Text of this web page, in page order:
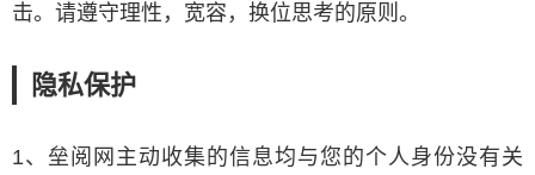
击。请遵守理性，宽容，换位思考的原则。
隐私保护
1、垒阅网主动收集的信息均与您的个人身份没有关